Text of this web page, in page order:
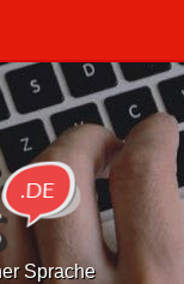
Sprache